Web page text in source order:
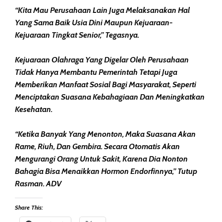
“Kita Mau Perusahaan Lain Juga Melaksanakan Hal
Yang Sama Baik Usia Dini Maupun Kejuaraan-
Kejuaraan Tingkat Senior,” Tegasnya.
Kejuaraan Olahraga Yang Digelar Oleh Perusahaan
Tidak Hanya Membantu Pemerintah Tetapi Juga
Memberikan Manfaat Sosial Bagi Masyarakat, Seperti
Menciptakan Suasana Kebahagiaan Dan Meningkatkan
Kesehatan.
“Ketika Banyak Yang Menonton, Maka Suasana Akan
Rame, Riuh, Dan Gembira. Secara Otomatis Akan
Mengurangi Orang Untuk Sakit, Karena Dia Nonton
Bahagia Bisa Menaikkan Hormon Endorfinnya,” Tutup
Rasman. ADV
Share This: